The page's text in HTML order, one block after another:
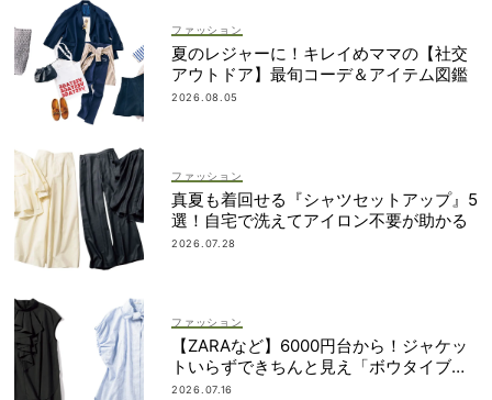
ファッション
夏のレジャーに！キレイめママの【社交
アウトドア】最旬コーデ＆アイテム図鑑
2026.08.05
ファッション
真夏も着回せる『シャツセットアップ』5
選！自宅で洗えてアイロン不要が助かる
2026.07.28
ファッション
【ZARAなど】6000円台から！ジャケッ
トいらずできちんと見え「ボウタイブラ
ウス」4選
2026.07.16